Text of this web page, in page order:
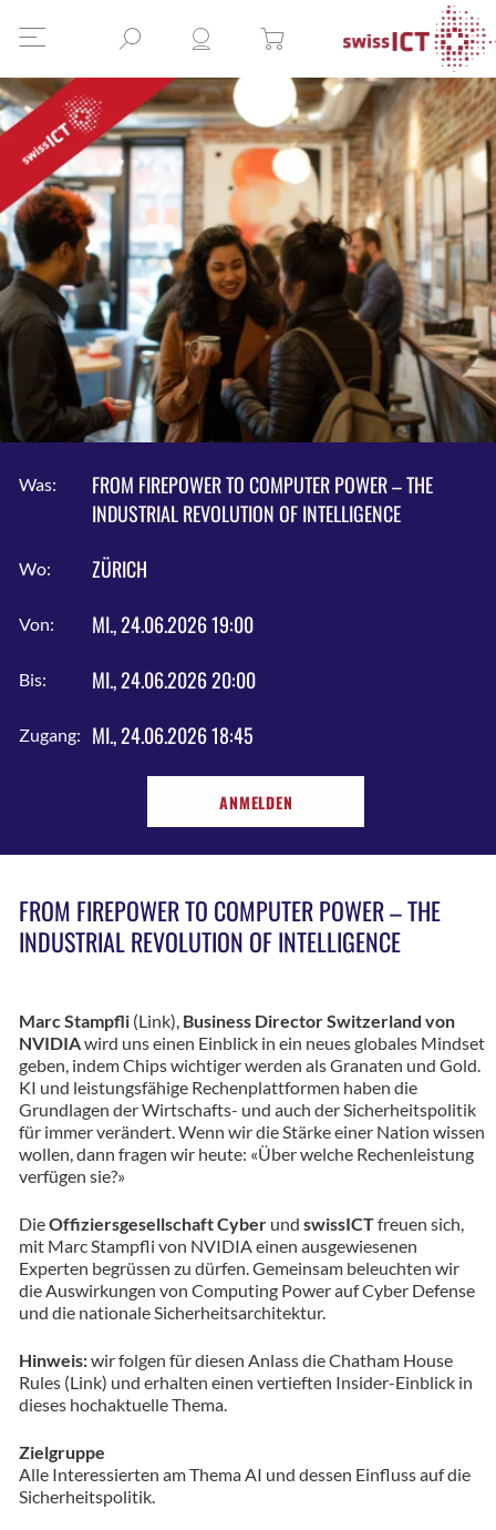
Was:
FROM FIREPOWER TO COMPUTER POWER – THE
INDUSTRIAL REVOLUTION OF INTELLIGENCE
Wo: ZÜRICH
Von: MI., 24.06.2026 19:00
Bis: MI., 24.06.2026 20:00
Zugang: MI., 24.06.2026 18:45
ANMELDEN
FROM FIREPOWER TO COMPUTER POWER – THE
INDUSTRIAL REVOLUTION OF INTELLIGENCE
Marc Stampfli (Link), Business Director Switzerland von
NVIDIAwird uns einen Einblick in ein neues globales Mindset
geben, indem Chips wichtiger werden als Granaten und Gold.
KI und leistungsfähige Rechenplattformen haben die
Grundlagen der Wirtschafts- und auch der Sicherheitspolitik
für immer verändert. Wenn wir die Stärke einer Nation wissen
wollen, dann fragen wir heute: «Über welche Rechenleistung
verfügen sie?»
DieOffiziersgesellschaft Cyber und swissICTfreuen sich,
mit Marc Stampfli von NVIDIA einen ausgewiesenen
Experten begrüssen zu dürfen. Gemeinsam beleuchten wir
die Auswirkungen von Computing Power auf Cyber Defense
und die nationale Sicherheitsarchitektur.
Hinweis:wir folgen für diesen Anlass die Chatham House
Rules (Link) und erhalten einen vertieften Insider-Einblick in
dieses hochaktuelle Thema.
Zielgruppe
Alle Interessierten am Thema AI und dessen Einfluss auf die
Sicherheitspolitik.